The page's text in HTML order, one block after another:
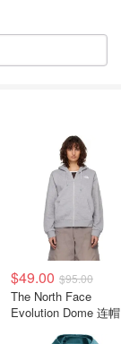
$49.00 $95.00
The North Face
Evolution Dome 连